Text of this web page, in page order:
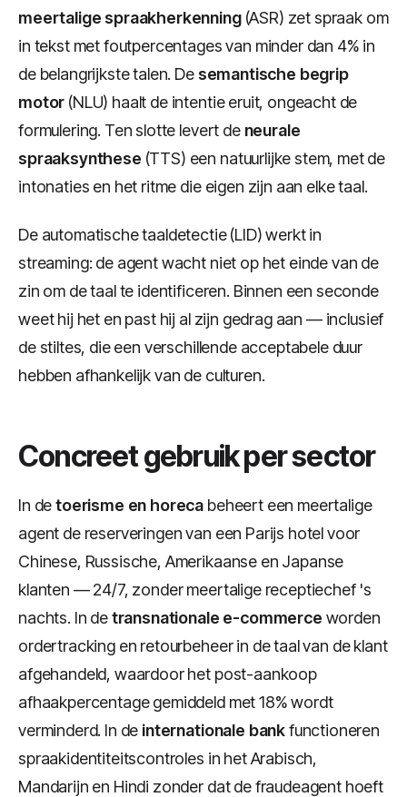
meertalige spraakherkenning(ASR) zet spraak om
in tekst met foutpercentages van minder dan 4% in
de belangrijkste talen. Desemantische begrip
motor (NLU) haalt de intentie eruit, ongeacht de
formulering. Ten slotte levert de neurale
spraaksynthese (TTS) een natuurlijke stem, met de
intonaties en het ritme die eigen zijn aan elke taal.
De automatische taaldetectie (LID) werkt in
streaming: de agent wacht niet op het einde van de
zin om de taal te identificeren. Binnen een seconde
weet hij het en past hij al zijn gedrag aan — inclusief
de stiltes, die een verschillende acceptabele duur
hebben afhankelijk van de culturen.
Concreet gebruik per sector
In detoerisme en horeca beheert een meertalige
agent de reserveringen van een Parijs hotel voor
Chinese, Russische, Amerikaanse en Japanse
klanten — 24/7, zonder meertalige receptiechef 's
nachts. In detransnationale e-commerce worden
ordertracking en retourbeheer in de taal van de klant
afgehandeld, waardoor het post-aankoop
afhaakpercentage gemiddeld met 18% wordt
verminderd. In de internationale bankfunctioneren
spraakidentiteitscontroles in het Arabisch,
Mandarijn en Hindi zonder dat de fraudeagent hoeft